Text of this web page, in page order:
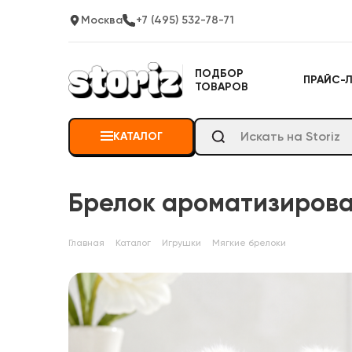
Москва +7 (495) 532-78-71
ПОДБОР
ТОВАРОВ
ПРАЙС-
КАТАЛОГ
Брелок
Главная Каталог Игрушки Мягкие брелоки